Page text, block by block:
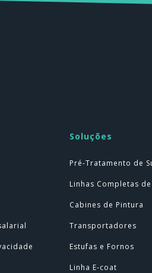
Soluções
Pré-Tratamento de
Linhas Completas
Cabines de Pintura
Transportadores
Estufas e Fornos
Linha E-coat